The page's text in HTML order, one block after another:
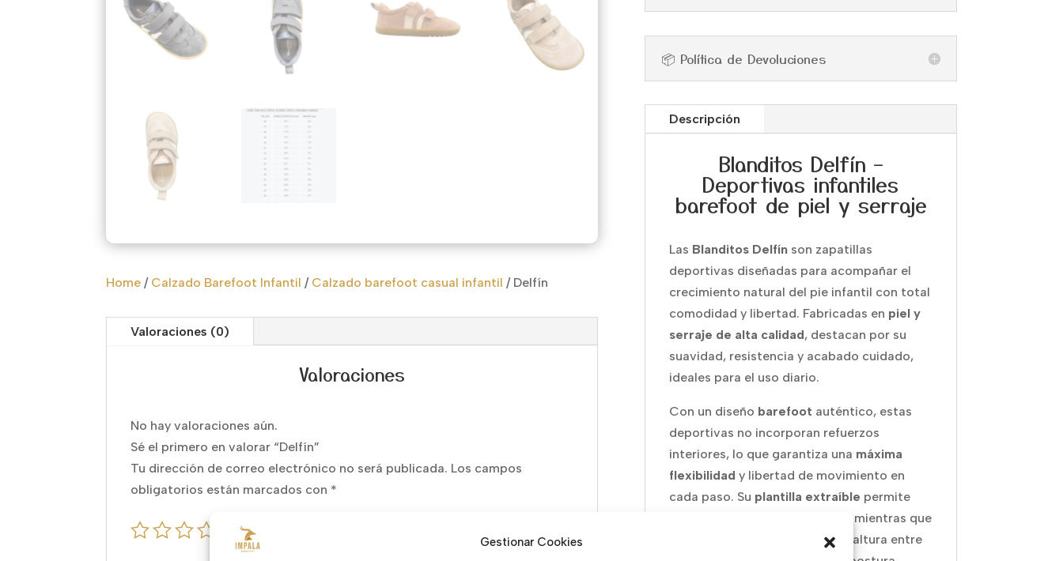
Gestionar Cookies
Home / Calzado Barefoot Infantil / Calzado barefoot casual infantil / Delfín
Valoraciones (0)
Valoraciones
No hay valoraciones aún.
Sé el primero en valorar “Delfín”
Tu dirección de correo electrónico no será publicada. Los campos
obligatorios están marcados con *
📦 Política de Devoluciones
Descripción
Blanditos Delfín –
Deportivas infantiles
barefoot de piel y serraje
Las Blanditos Delfínson zapatillas
deportivas diseñadas para acompañar el
crecimiento natural del pie infantil con total
comodidad y libertad. Fabricadas en piel y
serraje de alta calidad, destacan por su
suavidad, resistencia y acabado cuidado,
ideales para el uso diario.
Con un diseño barefoot auténtico, estas
deportivas no incorporan refuerzos
interiores, lo que garantiza una máxima
flexibilidad y libertad de movimiento en
cada paso. Su plantilla extraíble permite
mayor higiene y adaptabilidad, mientras que
(sin diferencia de altura entre